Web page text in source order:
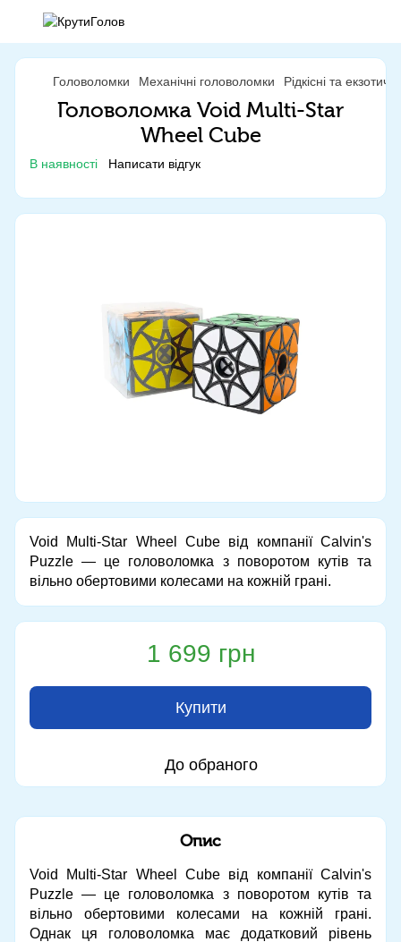
Головоломки Механічні головоломки Рідкісні та
Головоломка Void Multi-Star
Wheel Cube
В наявності Написати відгук
Void Multi-Star Wheel Cube від компанії Calvin's
Puzzle — це головоломка з поворотом кутів та
вільно обертовими колесами на кожній грані.
1 699 грн
Купити
До обраного
Опис
Void Multi-Star Wheel Cube від компанії Calvin's
Puzzle — це головоломка з поворотом кутів та
вільно обертовими колесами на кожній грані.
Однак ця головоломка має додатковий рівень